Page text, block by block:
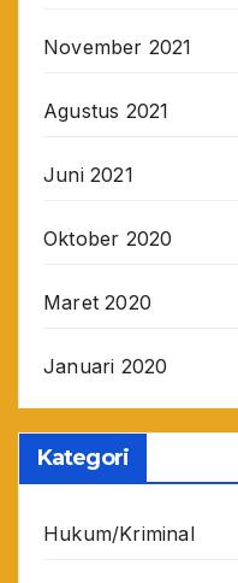
November 2021
Agustus 2021
Juni 2021
Oktober 2020
Maret 2020
Januari 2020
Kategori
Hukum/Kriminal